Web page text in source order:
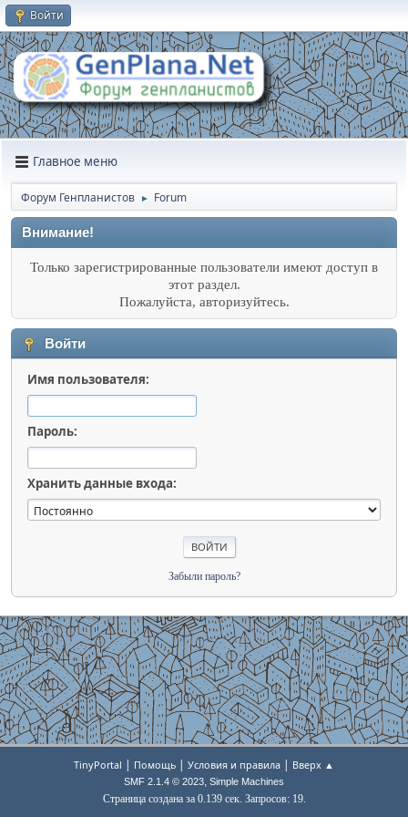
Войти
Главное меню
Форум Генпланистов ► Forum
Внимание!
Только зарегистрированные пользователи имеют доступ в
этот раздел.
Пожалуйста, авторизуйтесь.
Войти
Имя пользователя:
Пароль:
Хранить данные входа:
Забыли пароль?
TinyPortal | Помощь | Условия и правила | Вверх ▲
SMF 2.1.4 © 2023, Simple Machines
Страница создана за 0.139 сек. Запросов: 19.